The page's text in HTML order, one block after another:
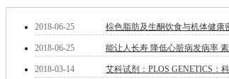
糖
铜
2018-06-25 棕色脂肪及生酮饮食与机体健康
2018-06-25 能让人长寿 降低心脏病发病率
2018-03-14 艾科试剂：PLOS GENETICS：科